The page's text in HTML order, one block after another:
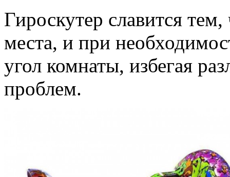
Гироскутер славится
места, и при
угол комнаты, избегая
проблем.